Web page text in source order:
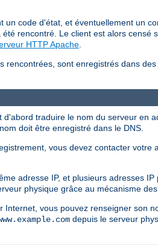
un code d'état, et éventuellement un
rencontré. Le client est alors
HTTP Apache
rencontrées, sont enregistrés dans
traduire le nom du serveur en
doit être enregistré dans le DNS.
vous devez contacter
adresse IP, et plusieurs adresses
physique grâce au mécanisme des
vous pouvez renseigner son
depuis le serveur